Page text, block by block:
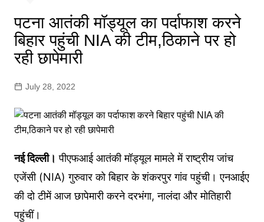
पटना आतंकी मॉड्यूल का पर्दाफाश करने
बिहार पहुंची NIA की टीम,ठिकाने पर हो
रही छापेमारी
July 28, 2022
नई दिल्ली। पीएफआई आतंकी मॉड्यूल मामले में राष्ट्रीय जांच
एजेंसी (NIA) गुरुवार को बिहार के शंकरपुर गांव पहुंची। एनआईए
की दो टीमें आज छापेमारी करने दरभंगा, नालंदा और मोतिहारी
पहुंचीं।